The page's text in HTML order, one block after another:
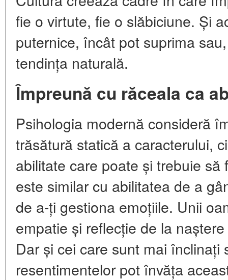
fie o virtute, fie o slăbiciune. Și
puternice, încât pot suprima
tendința naturală.
Împreună cu răceala ca
Psihologia modernă consideră
trăsătură statică a caracterului,
abilitate care poate și trebuie
este similar cu abilitatea de a
de a-ți gestiona emoțiile. Unii
empatie și reflecție de la
Dar și cei care sunt mai înclinați
resentimentelor pot învăța